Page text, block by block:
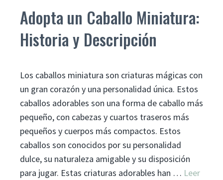
Adopta un Caballo Miniatura:
Historia y Descripción
Los caballos miniatura son criaturas mágicas con
un gran corazón y una personalidad única. Estos
caballos adorables son una forma de caballo más
pequeño, con cabezas y cuartos traseros más
pequeños y cuerpos más compactos. Estos
caballos son conocidos por su personalidad
dulce, su naturaleza amigable y su disposición
para jugar. Estas criaturas adorables han … Leer